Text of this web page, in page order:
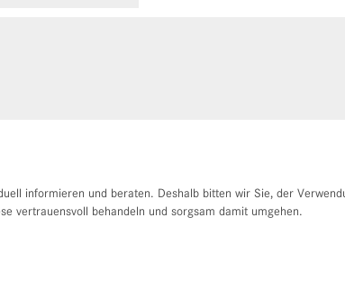
informieren und beraten. Deshalb bitten wir Sie, der
vertrauensvoll behandeln und sorgsam damit umgehen.